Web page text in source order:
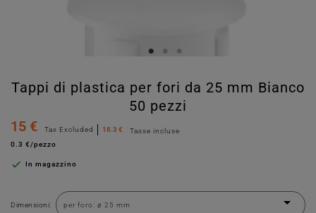
Tappi di plastica per fori da 25 mm Bianco
50 pezzi
15 €
Tax Excluded 18.3 €
Tasse incluse
0.3 €/pezzo
 In magazzino
Dimensioni: